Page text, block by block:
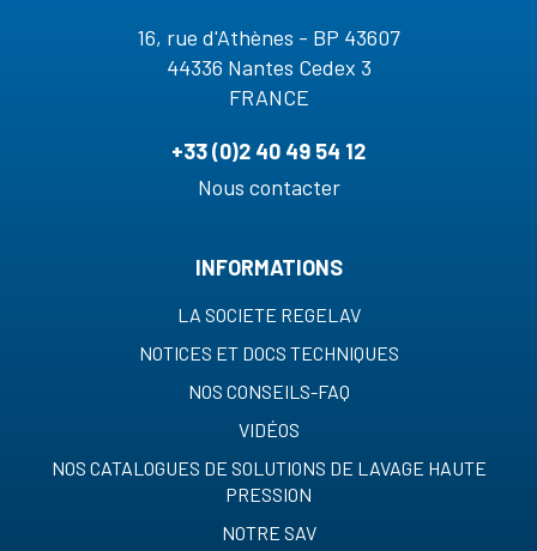
16, rue d'Athènes - BP 43607
44336 Nantes Cedex 3
FRANCE
+33 (0)2 40 49 54 12
Nous contacter
INFORMATIONS
LA SOCIETE REGELAV
NOTICES ET DOCS TECHNIQUES
NOS CONSEILS-FAQ
VIDÉOS
NOS CATALOGUES DE SOLUTIONS DE LAVAGE HAUTE
PRESSION
NOTRE SAV